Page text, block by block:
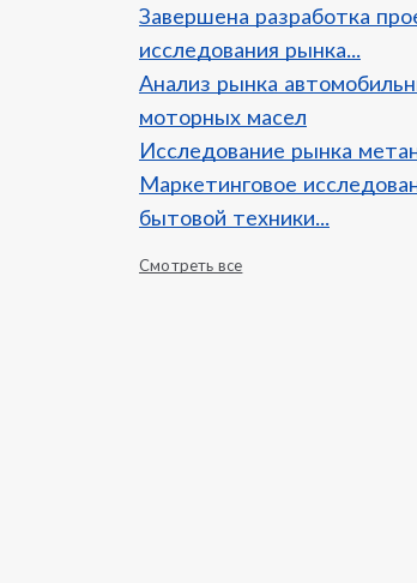
Завершена разработка
исследования рынка...
Анализ рынка
моторных масел
Исследование рынка
Маркетинговое
бытовой техники...
Смотреть все